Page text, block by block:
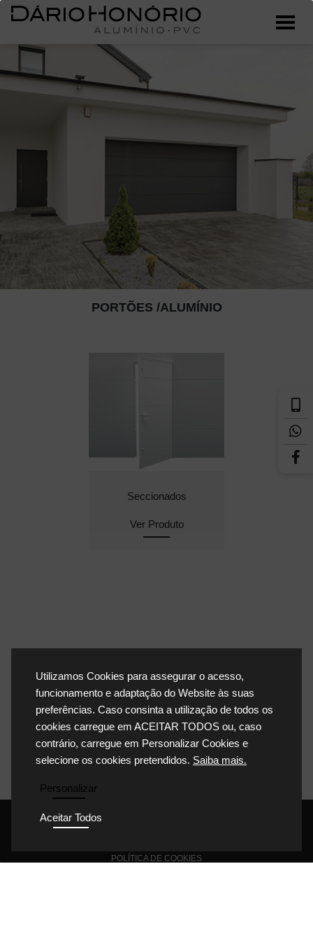
PORTÕES /ALUMÍNIO
Seccionados
Ver Produto
POLÍTICA DE COOKIES
Utilizamos Cookies para assegurar o acesso,
funcionamento e adaptação do Website às suas
preferências. Caso consinta a utilização de todos os
cookies carregue em ACEITAR TODOS ou, caso
contrário, carregue em Personalizar Cookies e
selecione os cookies pretendidos. Saiba mais.
Personalizar
Aceitar Todos